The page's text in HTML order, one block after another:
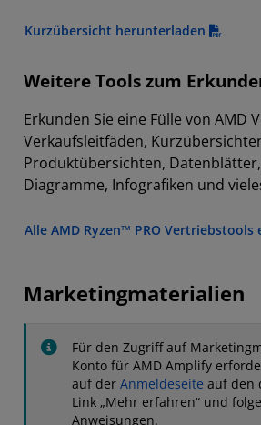
Kurzübersicht herunterladen
Weitere Tools zum
Erkunden Sie eine Fülle von AMD
Verkaufsleitfäden,
Produktübersichten,
Diagramme, Infografiken und
Alle AMD Ryzen™ PRO Vertriebstools
Marketingmaterialien
Für den Zugriff auf
Konto für AMD Amplify
auf der Anmeldeseite auf den
Link „Mehr erfahren“ und
Anweisungen.